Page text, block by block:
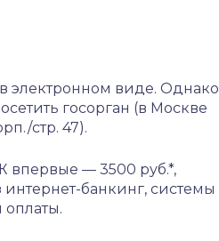
электронном виде. Однако
госорган (в Москве
стр. 47).
впервые — 3500 руб.*,
банкинг, системы
оплаты.